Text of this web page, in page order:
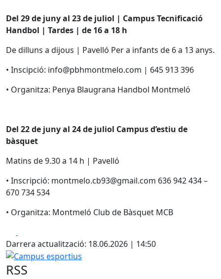
Del 29 de juny al 23 de juliol | Campus Tecnificació
Handbol | Tardes | de 16 a 18 h
De dilluns a dijous | Pavelló Per a infants de 6 a 13 anys.
• Inscipció: info@pbhmontmelo.com | 645 913 396
• Organitza: Penya Blaugrana Handbol Montmeló
Del 22 de juny al 24 de juliol Campus d’estiu de
bàsquet
Matins de 9.30 a 14 h | Pavelló
• Inscripció: montmelo.cb93@gmail.com 636 942 434 –
670 734 534
• Organitza: Montmeló Club de Bàsquet MCB
Darrera actualització: 18.06.2026 | 14:50
Campus esportius
RSS